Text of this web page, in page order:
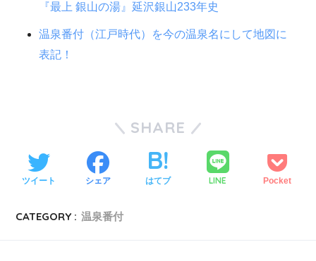
『最上 銀山の湯』延沢銀山233年史
温泉番付（江戸時代）を今の温泉名にして地図に
表記！
SHARE
ツイート シェア はてブ LINE Pocket
CATEGORY : 温泉番付